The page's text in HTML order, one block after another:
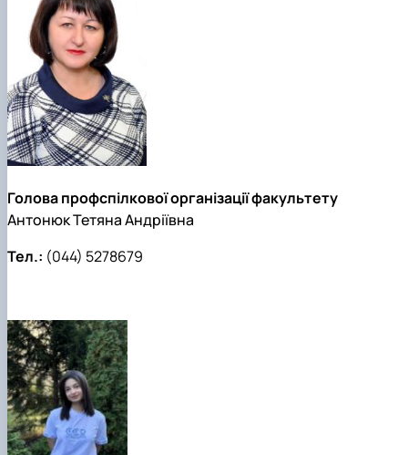
Голова профспілкової організації факультету
Антонюк Тетяна Андріївна
Тел.: (044) 5278679